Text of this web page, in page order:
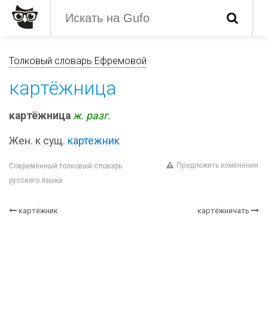
Толковый словарь Ефремовой
картёжница
картёжница ж. разг.
Жен. к сущ. картежник
Современный толковый словарь
русского языка
Предложить изменения
картёжник картёжничать